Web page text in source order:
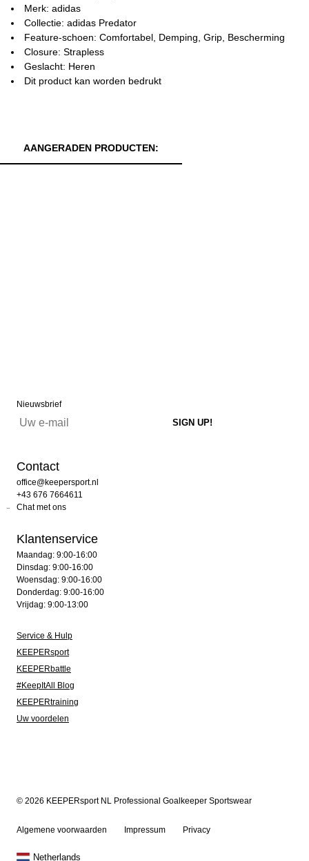
Merk: adidas
Collectie: adidas Predator
Feature-schoen: Comfortabel, Demping, Grip, Bescherming
Closure: Strapless
Geslacht: Heren
Dit product kan worden bedrukt
AANGERADEN PRODUCTEN:
Nieuwsbrief
Contact
office@keepersport.nl
+43 676 7664611
Chat met ons
Klantenservice
Maandag: 9:00-16:00
Dinsdag: 9:00-16:00
Woensdag: 9:00-16:00
Donderdag: 9:00-16:00
Vrijdag: 9:00-13:00
Service & Hulp
KEEPERsport
KEEPERbattle
#KeepItAll Blog
KEEPERtraining
Uw voordelen
© 2026 KEEPERsport NL Professional Goalkeeper Sportswear
Algemene voorwaarden Impressum Privacy
Netherlands